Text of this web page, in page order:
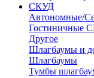
СКУД
Автономные/
Гостиничные
Другое
Шлагбаумы и
Шлагбаумы
Тумбы